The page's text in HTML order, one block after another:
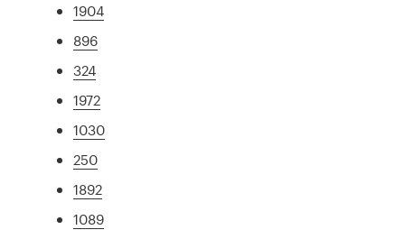
1904
896
324
1972
1030
250
1892
1089